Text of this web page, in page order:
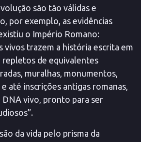
são tão válidas e
por exemplo, as evidências
o Império Romano:
vivos trazem a história escrita em
repletos de equivalentes
muralhas, monumentos,
e até inscrições antigas romanas,
vivo, pronto para ser
da vida pelo prisma da